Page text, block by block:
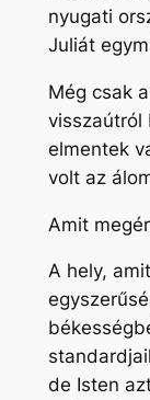
nyugati
Juliát
Még csak
visszaútról
elmentek
volt az
Amit
A hely,
de Isten